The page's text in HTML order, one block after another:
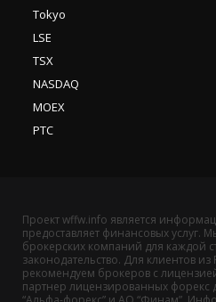
Tokyo
LSE
TSX
NASDAQ
MOEX
РТС
Проект wffw.info является
предоставляет финансовых услуг.
брокерских компаний для каждой
законодательство. Для клиентов
рекомендуем брокеров с
партнер лицензированных